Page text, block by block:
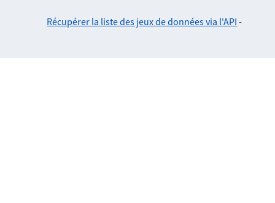
Récupérer la liste des jeux de données via l'API -